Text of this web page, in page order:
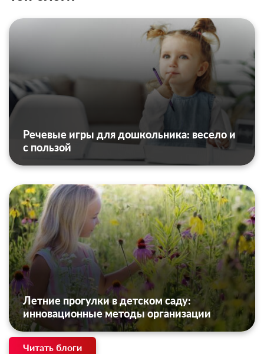
Речевые игры для дошкольника: весело и
с пользой
Летние прогулки в детском саду:
инновационные методы организации
Читать блоги